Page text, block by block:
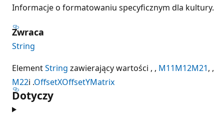
Informacje o formatowaniu specyficznym dla kultury.
Zwraca
String
ElementString zawierający wartości , , M11M12M21, ,
M22i .OffsetXOffsetYMatrix
Dotyczy